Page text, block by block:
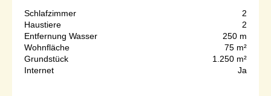
Schlafzimmer
2
Haustiere
2
Entfernung Wasser
250 m
Wohnfläche
75 m²
Grundstück
1.250 m²
Internet
Ja